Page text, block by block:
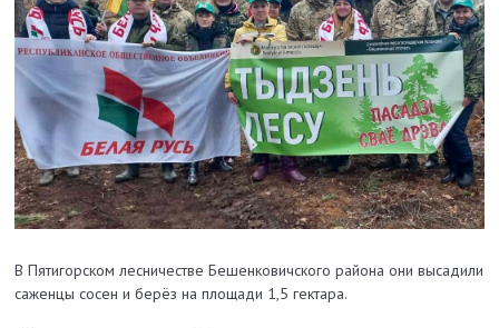
В Пятигорском лесничестве Бешенковичского района они высадили
саженцы сосен и берёз на площади 1,5 гектара.